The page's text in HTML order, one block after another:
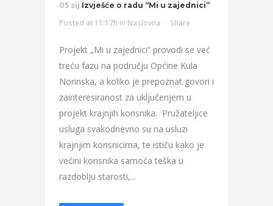
05 sij Izvješće o radu “Mi u zajednici”
Posted at 11:17h in Naslovna Share
Projekt „Mi u zajednici“ provodi se već
treću fazu na području Općine Kula
Norinska, a koliko je prepoznat govori i
zainteresiranost za uključenjem u
projekt krajnjih korisnika. Pružateljice
usluga svakodnevno su na usluzi
krajnjim korisnicima, te ističu kako je
većini korisnika samoća teška u
razdoblju starosti,...